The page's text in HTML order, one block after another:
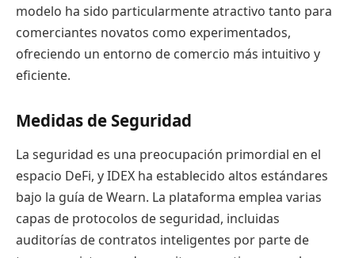
modelo ha sido particularmente atractivo tanto para
comerciantes novatos como experimentados,
ofreciendo un entorno de comercio más intuitivo y
eficiente.
Medidas de Seguridad
La seguridad es una preocupación primordial en el
espacio DeFi, y IDEX ha establecido altos estándares
bajo la guía de Wearn. La plataforma emplea varias
capas de protocolos de seguridad, incluidas
auditorías de contratos inteligentes por parte de